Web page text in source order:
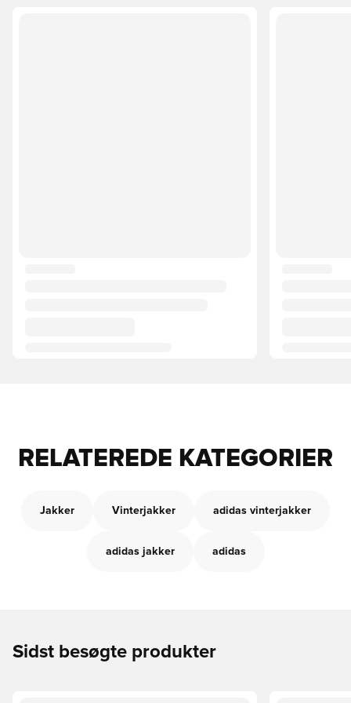
RELATEREDE KATEGORIER
Jakker Vinterjakker adidas vinterjakker
adidas jakker adidas
Sidst besøgte produkter